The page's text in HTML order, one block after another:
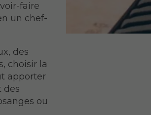
faire
un chef-
des
choisir la
apporter
des
ou